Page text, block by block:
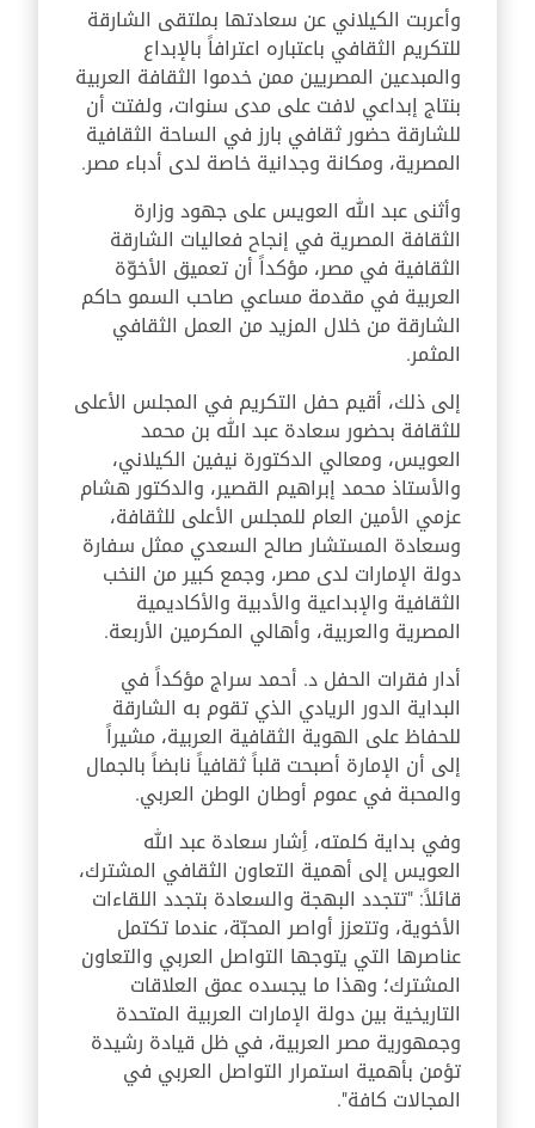
وأعربت الكيلاني عن سعادتها بملتقى الشارقة
للتكريم الثقافي باعتباره اعترافاً بالإبداع
والمبدعين المصريين ممن خدموا الثقافة العربية
بنتاج إبداعي لافت على مدى سنوات، ولفتت أن
للشارقة حضور ثقافي بارز في الساحة الثقافية
المصرية، ومكانة وجدانية خاصة لدى أدباء مصر.
وأثنى عبد الله العويس على جهود وزارة
الثقافة المصرية في إنجاح فعاليات الشارقة
الثقافية في مصر، مؤكداً أن تعميق الأخوّة
العربية في مقدمة مساعي صاحب السمو حاكم
الشارقة من خلال المزيد من العمل الثقافي
المثمر.
إلى ذلك، أقيم حفل التكريم في المجلس الأعلى
للثقافة بحضور سعادة عبد الله بن محمد
العويس، ومعالي الدكتورة نيفين الكيلاني،
والأستاذ محمد إبراهيم القصير، والدكتور هشام
عزمي الأمين العام للمجلس الأعلى للثقافة،
وسعادة المستشار صالح السعدي ممثل سفارة
دولة الإمارات لدى مصر، وجمع كبير من النخب
الثقافية والإبداعية والأدبية والأكاديمية
المصرية والعربية، وأهالي المكرمين الأربعة.
أدار فقرات الحفل د. أحمد سراج مؤكداً في
البداية الدور الريادي الذي تقوم به الشارقة
للحفاظ على الهوية الثقافية العربية، مشيراً
إلى أن الإمارة أصبحت قلباً ثقافياً نابضاً بالجمال
والمحبة في عموم أوطان الوطن العربي.
وفي بداية كلمته، أِشار سعادة عبد الله
العويس إلى أهمية التعاون الثقافي المشترك،
قائلاً: "تتجدد البهجة والسعادة بتجدد اللقاءات
الأخوية، وتتعزز أواصر المحبّة، عندما تكتمل
عناصرها التي يتوجها التواصل العربي والتعاون
المشترك؛ وهذا ما يجسده عمق العلاقات
التاريخية بين دولة الإمارات العربية المتحدة
وجمهورية مصر العربية، في ظل قيادة رشيدة
تؤمن بأهمية استمرار التواصل العربي في
المجالات كافة".